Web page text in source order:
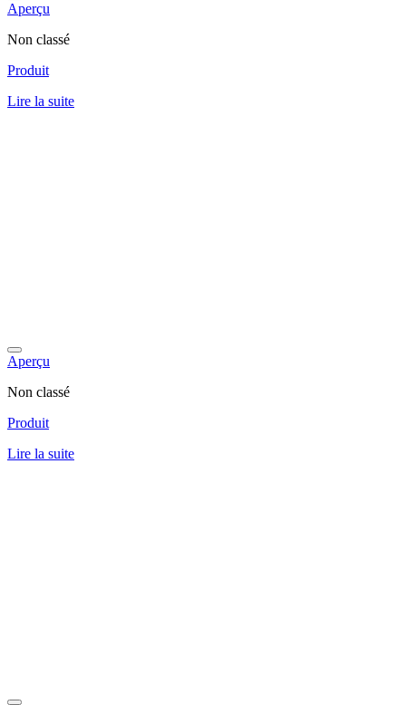
Aperçu
Non classé
Produit
Lire la suite
Aperçu
Non classé
Produit
Lire la suite